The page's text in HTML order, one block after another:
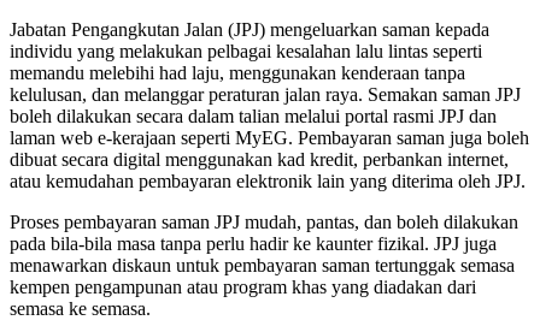
Jabatan Pengangkutan Jalan (JPJ) mengeluarkan saman kepada
individu yang melakukan pelbagai kesalahan lalu lintas seperti
memandu melebihi had laju, menggunakan kenderaan tanpa
kelulusan, dan melanggar peraturan jalan raya. Semakan saman JPJ
boleh dilakukan secara dalam talian melalui portal rasmi JPJ dan
laman web e-kerajaan seperti MyEG. Pembayaran saman juga boleh
dibuat secara digital menggunakan kad kredit, perbankan internet,
atau kemudahan pembayaran elektronik lain yang diterima oleh JPJ.
Proses pembayaran saman JPJ mudah, pantas, dan boleh dilakukan
pada bila-bila masa tanpa perlu hadir ke kaunter fizikal. JPJ juga
menawarkan diskaun untuk pembayaran saman tertunggak semasa
kempen pengampunan atau program khas yang diadakan dari
semasa ke semasa.